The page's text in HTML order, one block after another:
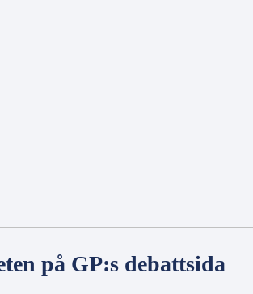
på GP:s debattsida